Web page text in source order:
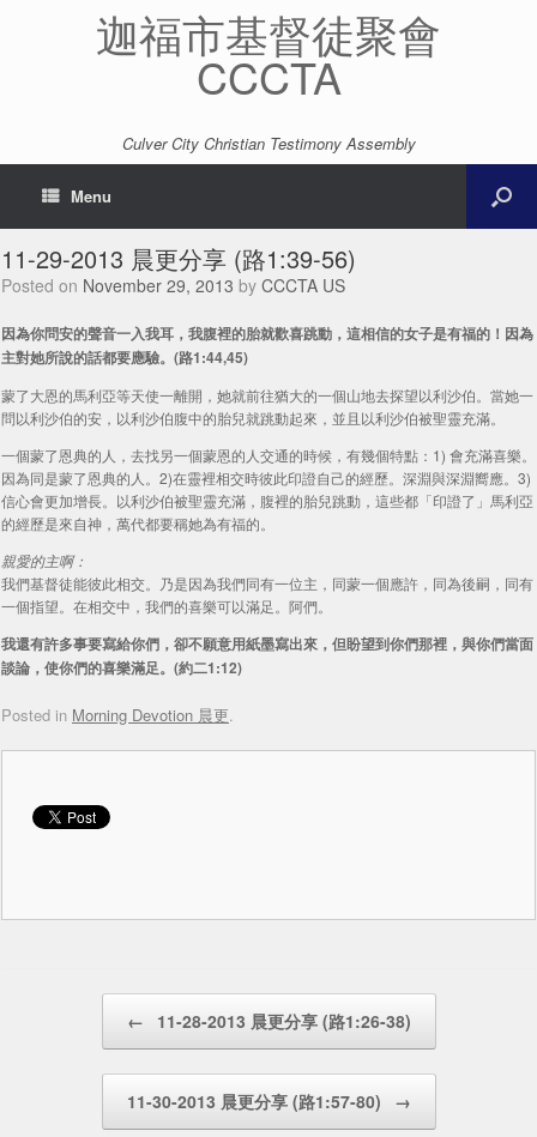
迦福市基督徒聚會
CCCTA
Culver City Christian Testimony Assembly
Menu
11-29-2013 晨更分享 (路1:39-56)
Posted on November 29, 2013 by CCCTA US
因為你問安的聲音一入我耳，我腹裡的胎就歡喜跳動，這相信的女子是有福的！因為
主對她所說的話都要應驗。(路1:44,45)
蒙了大恩的馬利亞等天使一離開，她就前往猶大的一個山地去探望以利沙伯。當她一
問以利沙伯的安，以利沙伯腹中的胎兒就跳動起來，並且以利沙伯被聖靈充滿。
一個蒙了恩典的人，去找另一個蒙恩的人交通的時候，有幾個特點：1) 會充滿喜樂。
因為同是蒙了恩典的人。2)在靈裡相交時彼此印證自己的經歷。深淵與深淵嚮應。3)
信心會更加增長。以利沙伯被聖靈充滿，腹裡的胎兒跳動，這些都「印證了」馬利亞
的經歷是來自神，萬代都要稱她為有福的。
親愛的主啊：
我們基督徒能彼此相交。乃是因為我們同有一位主，同蒙一個應許，同為後嗣，同有
一個指望。在相交中，我們的喜樂可以滿足。阿們。
我還有許多事要寫給你們，卻不願意用紙墨寫出來，但盼望到你們那裡，與你們當面
談論，使你們的喜樂滿足。(約二1:12)
Posted in Morning Devotion 晨更.
← 11-28-2013 晨更分享 (路1:26-38)
11-30-2013 晨更分享 (路1:57-80) →